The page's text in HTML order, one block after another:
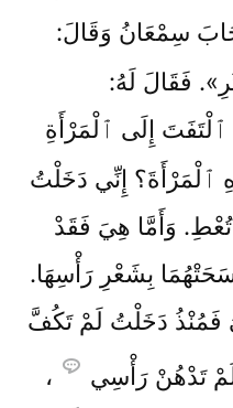
سِمْعَانُ وَقَالَ:
فَقَالَ لَهُ:
ٱلْتَفَتَ إِلَى ٱلْمَرْأَةِ
ٱلْمَرْأَةَ؟ إِنِّي دَخَلْتُ
وَأَمَّا هِيَ فَقَدْ
بِشَعْرِ رَأْسِهَا.
فَمُنْذُ دَخَلْتُ لَمْ تَكُفَّ
تَدْهُنْ رَأْسِي
،